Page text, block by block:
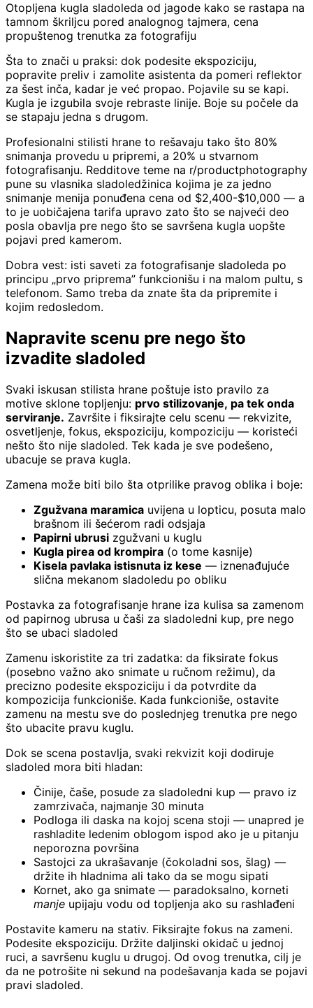
Otopljena kugla sladoleda od jagode kako se rastapa na
tamnom škriljcu pored analognog tajmera, cena
propuštenog trenutka za fotografiju
Šta to znači u praksi: dok podesite ekspoziciju,
popravite preliv i zamolite asistenta da pomeri reflektor
za šest inča, kadar je već propao. Pojavile su se kapi.
Kugla je izgubila svoje rebraste linije. Boje su počele da
se stapaju jedna s drugom.
Profesionalni stilisti hrane to rešavaju tako što 80%
snimanja provedu u pripremi, a 20% u stvarnom
fotografisanju. Redditove teme na r/productphotography
pune su vlasnika sladoledžinica kojima je za jedno
snimanje menija ponuđena cena od $2,400-$10,000 — a
to je uobičajena tarifa upravo zato što se najveći deo
posla obavlja pre nego što se savršena kugla uopšte
pojavi pred kamerom.
Dobra vest: isti saveti za fotografisanje sladoleda po
principu „prvo priprema” funkcionišu i na malom pultu, s
telefonom. Samo treba da znate šta da pripremite i
kojim redosledom.
Napravite scenu pre nego što
izvadite sladoled
Svaki iskusan stilista hrane poštuje isto pravilo za
motive sklone topljenju: prvo stilizovanje, pa tek onda
serviranje. Završite i fiksirajte celu scenu — rekvizite,
osvetljenje, fokus, ekspoziciju, kompoziciju — koristeći
nešto što nije sladoled. Tek kada je sve podešeno,
ubacuje se prava kugla.
Zamena može biti bilo šta otprilike pravog oblika i boje:
Zgužvana maramica uvijena u lopticu, posuta malo
brašnom ili šećerom radi odsjaja
Papirni ubrusi zgužvani u kuglu
Kugla pirea od krompira (o tome kasnije)
Kisela pavlaka istisnuta iz kese — iznenađujuće
slična mekanom sladoledu po obliku
Postavka za fotografisanje hrane iza kulisa sa zamenom
od papirnog ubrusa u čaši za sladoledni kup, pre nego
što se ubaci sladoled
Zamenu iskoristite za tri zadatka: da fiksirate fokus
(posebno važno ako snimate u ručnom režimu), da
precizno podesite ekspoziciju i da potvrdite da
kompozicija funkcioniše. Kada funkcioniše, ostavite
zamenu na mestu sve do poslednjeg trenutka pre nego
što ubacite pravu kuglu.
Dok se scena postavlja, svaki rekvizit koji dodiruje
sladoled mora biti hladan:
Činije, čaše, posude za sladoledni kup — pravo iz
zamrzivača, najmanje 30 minuta
Podloga ili daska na kojoj scena stoji — unapred je
rashladite ledenim oblogom ispod ako je u pitanju
neporozna površina
Sastojci za ukrašavanje (čokoladni sos, šlag) —
držite ih hladnima ali tako da se mogu sipati
Kornet, ako ga snimate — paradoksalno, korneti
manje upijaju vodu od topljenja ako su rashlađeni
Postavite kameru na stativ. Fiksirajte fokus na zameni.
Podesite ekspoziciju. Držite daljinski okidač u jednoj
ruci, a savršenu kuglu u drugoj. Od ovog trenutka, cilj je
da ne potrošite ni sekund na podešavanja kada se pojavi
pravi sladoled.